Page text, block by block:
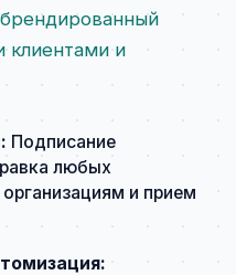
клиентами и
Подписание
любых
и прием